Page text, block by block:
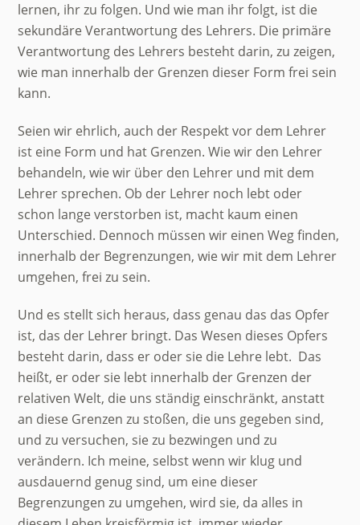
lernen, ihr zu folgen. Und wie man ihr folgt, ist die
sekundäre Verantwortung des Lehrers. Die primäre
Verantwortung des Lehrers besteht darin, zu zeigen,
wie man innerhalb der Grenzen dieser Form frei sein
kann.
Seien wir ehrlich, auch der Respekt vor dem Lehrer
ist eine Form und hat Grenzen. Wie wir den Lehrer
behandeln, wie wir über den Lehrer und mit dem
Lehrer sprechen. Ob der Lehrer noch lebt oder
schon lange verstorben ist, macht kaum einen
Unterschied. Dennoch müssen wir einen Weg finden,
innerhalb der Begrenzungen, wie wir mit dem Lehrer
umgehen, frei zu sein.
Und es stellt sich heraus, dass genau das das Opfer
ist, das der Lehrer bringt. Das Wesen dieses Opfers
besteht darin, dass er oder sie die Lehre lebt. Das
heißt, er oder sie lebt innerhalb der Grenzen der
relativen Welt, die uns ständig einschränkt, anstatt
an diese Grenzen zu stoßen, die uns gegeben sind,
und zu versuchen, sie zu bezwingen und zu
verändern. Ich meine, selbst wenn wir klug und
ausdauernd genug sind, um eine dieser
Begrenzungen zu umgehen, wird sie, da alles in